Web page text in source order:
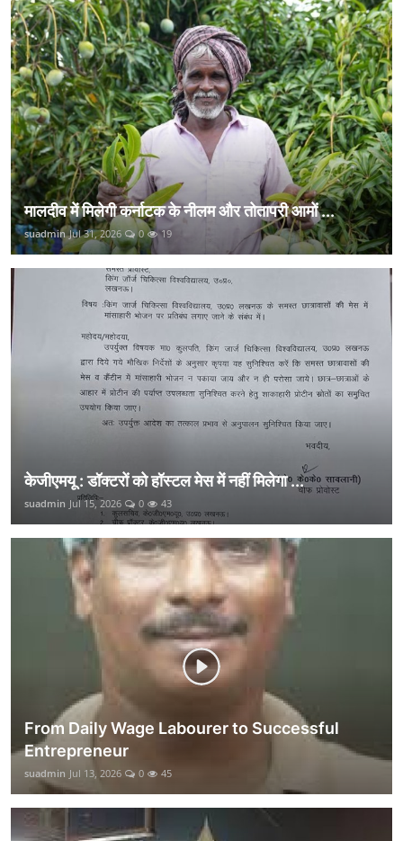
मालदीव में मिलेगी कर्नाटक के नीलम और तोतापरी आमों ...
suadmin Jul 31, 2026 0 19
केजीएमयू : डॉक्टरों को हॉस्टल मेस में नहीं मिलेगा ...
suadmin Jul 15, 2026 0 43
From Daily Wage Labourer to Successful
Entrepreneur
suadmin Jul 13, 2026 0 45